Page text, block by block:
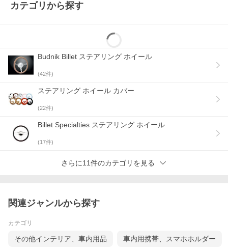
カテゴリから探す
Budnik Billet ステアリング ホイール
(42件)
ステアリング ホイール カバー
(22件)
Billet Specialties ステアリング ホイール
(17件)
さらに11件のカテゴリを見る
関連ジャンルから探す
カテゴリ
その他インテリア、車内用品 車内用携帯、スマホホルダー